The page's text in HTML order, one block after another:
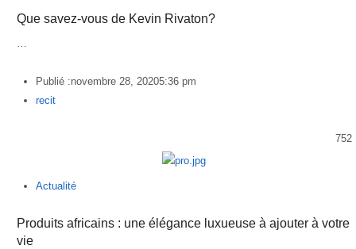
Que savez-vous de Kevin Rivaton?
…
Publié :novembre 28, 20205:36 pm
Author
recit
752
Actualité
Produits africains : une élégance luxueuse à ajouter à votre
vie